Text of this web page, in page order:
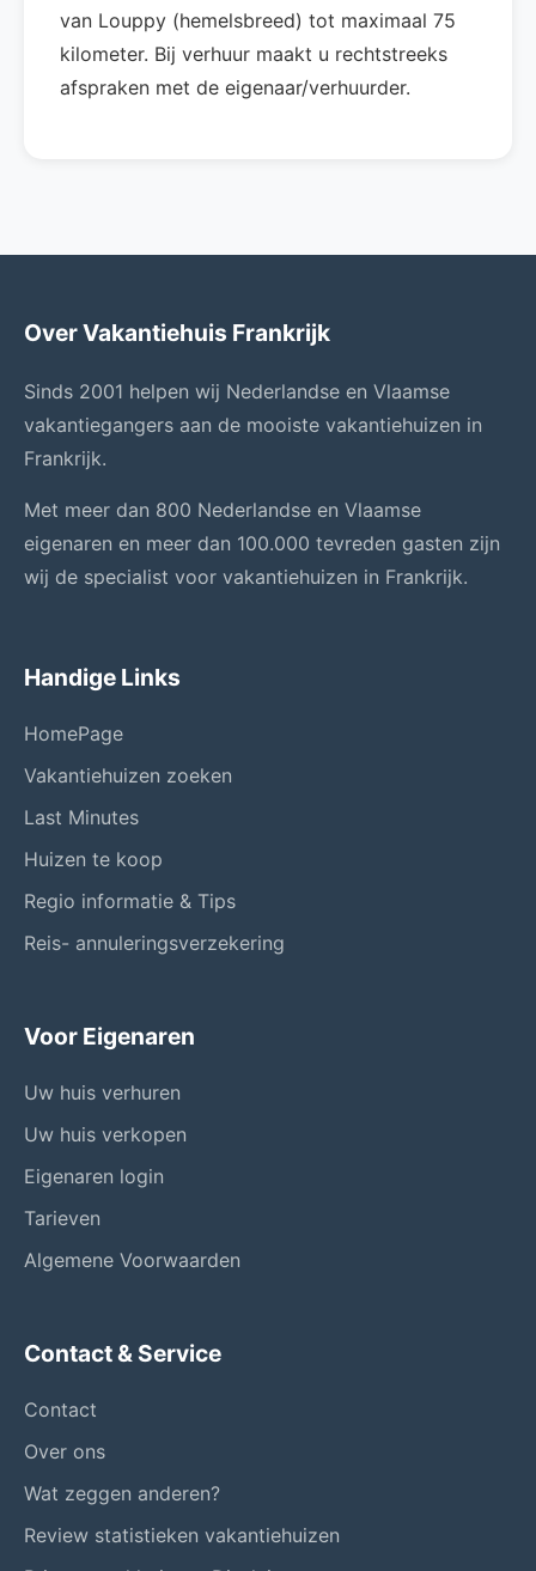
van Louppy (hemelsbreed) tot maximaal 75
kilometer. Bij verhuur maakt u rechtstreeks
afspraken met de eigenaar/verhuurder.
Over Vakantiehuis Frankrijk
Sinds 2001 helpen wij Nederlandse en Vlaamse
vakantiegangers aan de mooiste vakantiehuizen in
Frankrijk.
Met meer dan 800 Nederlandse en Vlaamse
eigenaren en meer dan 100.000 tevreden gasten zijn
wij de specialist voor vakantiehuizen in Frankrijk.
Handige Links
HomePage
Vakantiehuizen zoeken
Last Minutes
Huizen te koop
Regio informatie & Tips
Reis- annuleringsverzekering
Voor Eigenaren
Uw huis verhuren
Uw huis verkopen
Eigenaren login
Tarieven
Algemene Voorwaarden
Contact & Service
Contact
Over ons
Wat zeggen anderen?
Review statistieken vakantiehuizen